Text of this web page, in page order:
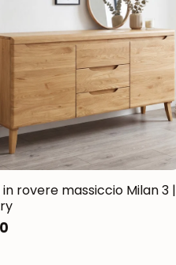
NordicStory
NordicStory
NordicStory
LoftStory
rovere massiccio Milan 3 |